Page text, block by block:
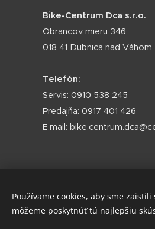
Bike-Centrum Dca s.r.o.
Obrancov mieru 346
018 41 Dubnica nad Váhom
Telefón:
Servis: 0910 538 245
Predajňa: 0917 401 426
E.mail:
Používame cookies, aby sme
môžeme poskytnúť tú najlepšiu